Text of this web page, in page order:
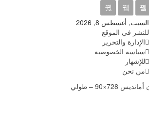
السبت, أغسطس 8, 2026
للنشر في الموقع
الإدارة والتحرير
سياسة الخصوصية
للإشهار
من نحن